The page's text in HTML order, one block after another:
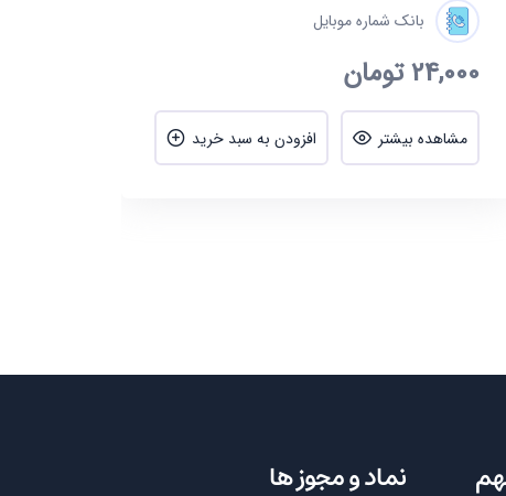
بانک شماره موبایل
24,000تومان
مشاهده بیشتر افزودن به سبد خرید
نماد و مجوز ها